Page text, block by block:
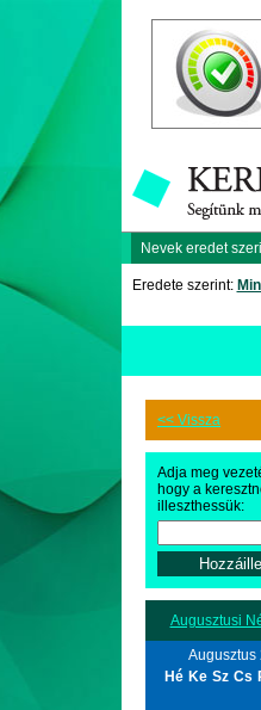
Nevek eredet
Eredete szerint:
<< Vissza
Adja meg
hogy a
illeszthessük:
Augusztusi
Augusztus
Hé Ke Sz Cs